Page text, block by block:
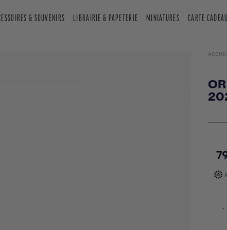
& SOUVENIRS LIBRAIRIE & PAPETERIE MINIATURES CARTE CADEAU
-